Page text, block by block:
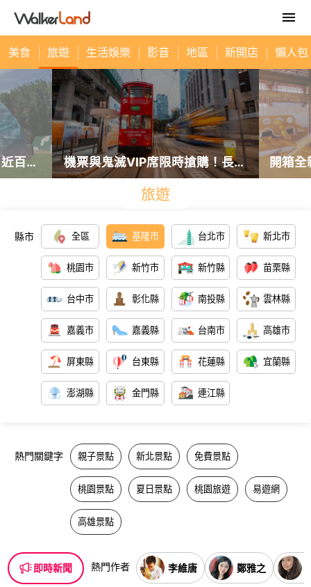
美食 旅遊 生活娛樂 影音 地區 新開店 懶人包
百年
浸式光
機票與鬼滅VIP席限時搶購！長榮
航線3999元起，中信兄弟主題套
票8月7日開賣攻略。
開箱全
雄機
旅遊
縣市 全區 基隆市 台北市 新北市
桃園市 新竹市 新竹縣 苗栗縣
台中市 彰化縣 南投縣 雲林縣
嘉義市 嘉義縣 台南市 高雄市
屏東縣 台東縣 花蓮縣 宜蘭縣
澎湖縣 金門縣 連江縣
熱門關鍵字 親子景點 新北景點 免費景點
桃園景點 夏日景點 桃園旅遊 易遊網
高雄景點
即時新聞 熱門作者 李維唐 鄭雅之